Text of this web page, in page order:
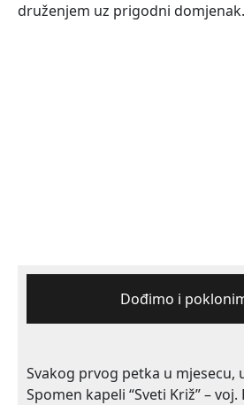
druženjem uz prigodni domjenak.
Dođimo i
Svakog prvog petka u mjesecu,
Spomen kapeli “Sveti Križ” –